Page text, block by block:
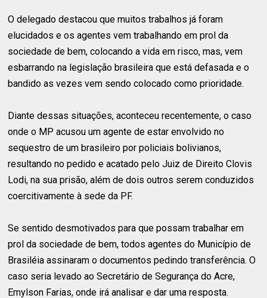
O delegado destacou que muitos trabalhos já foram
elucidados e os agentes vem trabalhando em prol da
sociedade de bem, colocando a vida em risco, mas, vem
esbarrando na legislação brasileira que está defasada e o
bandido as vezes vem sendo colocado como prioridade.
Diante dessas situações, aconteceu recentemente, o caso
onde o MP acusou um agente de estar envolvido no
sequestro de um brasileiro por policiais bolivianos,
resultando no pedido e acatado pelo Juiz de Direito Clovis
Lodi, na sua prisão, além de dois outros serem conduzidos
coercitivamente à sede da PF.
Se sentido desmotivados para que possam trabalhar em
prol da sociedade de bem, todos agentes do Município de
Brasiléia assinaram o documentos pedindo transferência. O
caso seria levado ao Secretário de Segurança do Acre,
Emylson Farias, onde irá analisar e dar uma resposta.